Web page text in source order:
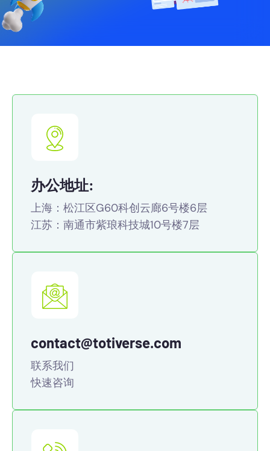
办公地址:
上海：松江区G60科创云廊6号楼6层
江苏：南通市紫琅科技城10号楼7层
contact@totiverse.com
联系我们
快速咨询